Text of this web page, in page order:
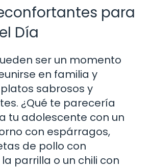
para
Día
ser un momento
en familia y
sabrosos y
¿Qué te parecería
tu adolescente con un
con espárragos,
de pollo con
parrilla o un chili con